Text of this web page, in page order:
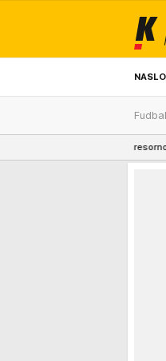
Fudbal
upućen resornom ministarstvu